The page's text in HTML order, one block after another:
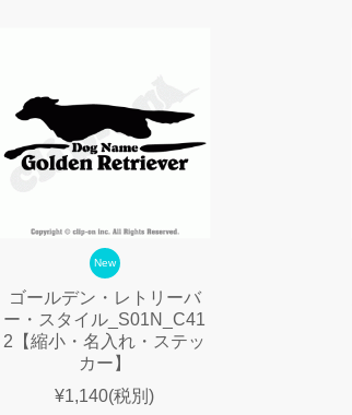
New
ゴールデン・レトリーバ
ー・スタイル_S01N_C41
2【縮小・名入れ・ステッ
カー】
¥1,140(税別)